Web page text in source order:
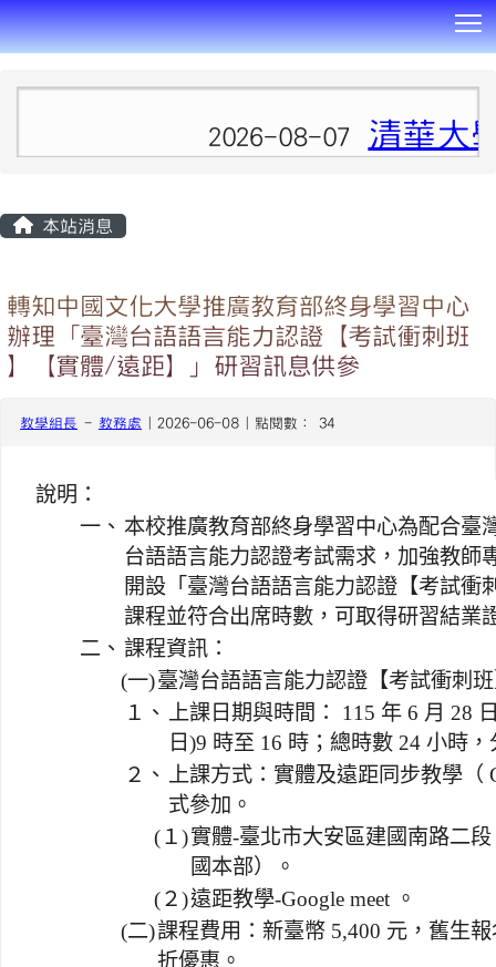
2026-08-07 清華大
本站消息
轉知中國文化大學推廣教育部終身學習中心
辦理「臺灣台語語言能力認證【考試衝刺班
】【實體/遠距】」研習訊息供參
教學組長 - 教務處 | 2026-06-08 | 點閱數： 34
說明：
一、 本校推廣教育部終身學習中心為配合臺
台語語言能力認證考試需求，加強教師
開設「臺灣台語語言能力認證【考試衝
課程並符合出席時數，可取得研習結業
二、 課程資訊：
(一)臺灣台語語言能力認證【考試衝刺
１、
上課日期與時間： 115 年 6 月 28
日)9 時至 16 時；總時數 24 小時
２、
上課方式：實體及遠距同步教學（
式參加。
(１)實體-臺北市大安區建國南路二
國本部）。
(２)遠距教學-Google meet 。
(二)課程費用：新臺幣 5,400 元，舊生
折優惠。